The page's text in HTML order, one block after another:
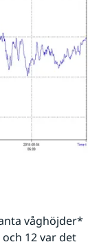
våghöjder*
12 var det